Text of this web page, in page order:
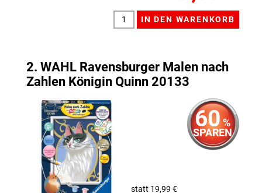
2. WAHL Ravensburger Malen nach
Zahlen Königin Quinn 20133
60 %
SPAREN
statt 19,99 €